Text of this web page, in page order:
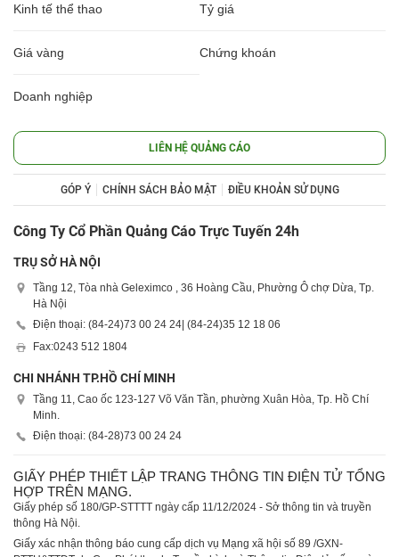
Kinh tế thể thao Tỷ giá
Giá vàng Chứng khoán
Doanh nghiệp
LIÊN HỆ QUẢNG CÁO
GÓP Ý CHÍNH SÁCH BẢO MẬT ĐIỀU KHOẢN SỬ DỤNG
Công Ty Cổ Phần Quảng Cáo Trực Tuyến 24h
TRỤ SỞ HÀ NỘI
Tầng 12, Tòa nhà Geleximco , 36 Hoàng Cầu, Phường Ô chợ Dừa, Tp.
Hà Nội
Điện thoại: (84-24)73 00 24 24| (84-24)35 12 18 06
Fax:0243 512 1804
CHI NHÁNH TP.HỒ CHÍ MINH
Tầng 11, Cao ốc 123-127 Võ Văn Tần, phường Xuân Hòa, Tp. Hồ Chí
Minh.
Điện thoại: (84-28)73 00 24 24
GIẤY PHÉP THIẾT LẬP TRANG THÔNG TIN ĐIỆN TỬ TỔNG
HỢP TRÊN MẠNG.
Giấy phép số 180/GP-STTTT ngày cấp 11/12/2024 - Sở thông tin và truyền
thông Hà Nội.
Giấy xác nhận thông báo cung cấp dịch vụ Mạng xã hội số 89 /GXN-